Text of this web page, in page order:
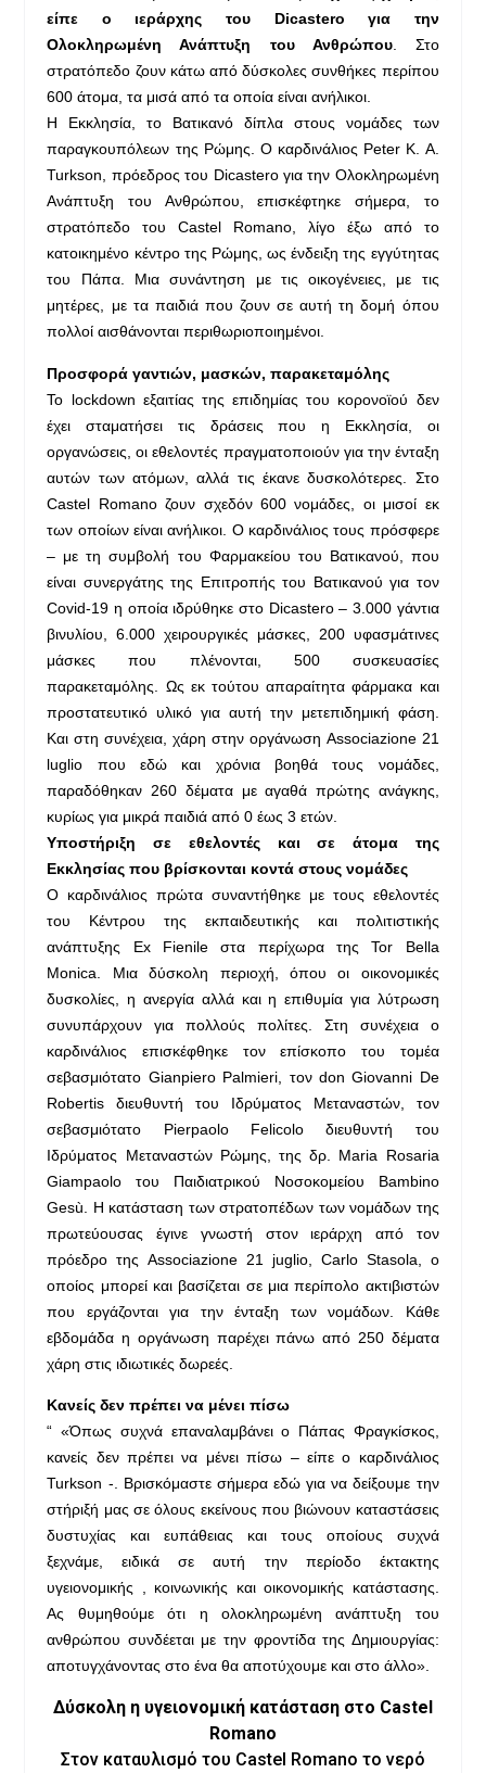
είπε ο ιεράρχης του Dicastero για την
Ολοκληρωμένη Ανάπτυξη του Ανθρώπου. Στο
στρατόπεδο ζουν κάτω από δύσκολες συνθήκες περίπου
600 άτομα, τα μισά από τα οποία είναι ανήλικοι.
Η Εκκλησία, το Βατικανό δίπλα στους νομάδες των
παραγκουπόλεων της Ρώμης. Ο καρδινάλιος Peter K. A.
Turkson, πρόεδρος του Dicastero για την Ολοκληρωμένη
Ανάπτυξη του Ανθρώπου, επισκέφτηκε σήμερα, το
στρατόπεδο του Castel Romano, λίγο έξω από το
κατοικημένο κέντρο της Ρώμης, ως ένδειξη της εγγύτητας
του Πάπα. Μια συνάντηση με τις οικογένειες, με τις
μητέρες, με τα παιδιά που ζουν σε αυτή τη δομή όπου
πολλοί αισθάνονται περιθωριοποιημένοι.
Προσφορά γαντιών, μασκών, παρακεταμόλης
Το lockdown εξαιτίας της επιδημίας του κορονοϊού δεν
έχει σταματήσει τις δράσεις που η Εκκλησία, οι
οργανώσεις, οι εθελοντές πραγματοποιούν για την ένταξη
αυτών των ατόμων, αλλά τις έκανε δυσκολότερες. Στο
Castel Romano ζουν σχεδόν 600 νομάδες, οι μισοί εκ
των οποίων είναι ανήλικοι. Ο καρδινάλιος τους πρόσφερε
– με τη συμβολή του Φαρμακείου του Βατικανού, που
είναι συνεργάτης της Επιτροπής του Βατικανού για τον
Covid-19 η οποία ιδρύθηκε στο Dicastero – 3.000 γάντια
βινυλίου, 6.000 χειρουργικές μάσκες, 200 υφασμάτινες
μάσκες που πλένονται, 500 συσκευασίες
παρακεταμόλης. Ως εκ τούτου απαραίτητα φάρμακα και
προστατευτικό υλικό για αυτή την μετεπιδημική φάση.
Και στη συνέχεια, χάρη στην οργάνωση Associazione 21
luglio που εδώ και χρόνια βοηθά τους νομάδες,
παραδόθηκαν 260 δέματα με αγαθά πρώτης ανάγκης,
κυρίως για μικρά παιδιά από 0 έως 3 ετών.
Υποστήριξη σε εθελοντές και σε άτομα της
Εκκλησίας που βρίσκονται κοντά στους νομάδες
Ο καρδινάλιος πρώτα συναντήθηκε με τους εθελοντές
του Κέντρου της εκπαιδευτικής και πολιτιστικής
ανάπτυξης Ex Fienile στα περίχωρα της Tor Bella
Monica. Μια δύσκολη περιοχή, όπου οι οικονομικές
δυσκολίες, η ανεργία αλλά και η επιθυμία για λύτρωση
συνυπάρχουν για πολλούς πολίτες. Στη συνέχεια ο
καρδινάλιος επισκέφθηκε τον επίσκοπο του τομέα
σεβασμιότατο Gianpiero Palmieri, τον don Giovanni De
Robertis διευθυντή του Ιδρύματος Μεταναστών, τον
σεβασμιότατο Pierpaolo Felicolo διευθυντή του
Ιδρύματος Μεταναστών Ρώμης, της δρ. Maria Rosaria
Giampaolo του Παιδιατρικού Νοσοκομείου Bambino
Gesù. Η κατάσταση των στρατοπέδων των νομάδων της
πρωτεύουσας έγινε γνωστή στον ιεράρχη από τον
πρόεδρο της Associazione 21 juglio, Carlo Stasola, ο
οποίος μπορεί και βασίζεται σε μια περίπολο ακτιβιστών
που εργάζονται για την ένταξη των νομάδων. Κάθε
εβδομάδα η οργάνωση παρέχει πάνω από 250 δέματα
χάρη στις ιδιωτικές δωρεές.
Κανείς δεν πρέπει να μένει πίσω
“ «Όπως συχνά επαναλαμβάνει ο Πάπας Φραγκίσκος,
κανείς δεν πρέπει να μένει πίσω – είπε ο καρδινάλιος
Turkson -. Βρισκόμαστε σήμερα εδώ για να δείξουμε την
στήριξή μας σε όλους εκείνους που βιώνουν καταστάσεις
δυστυχίας και ευπάθειας και τους οποίους συχνά
ξεχνάμε, ειδικά σε αυτή την περίοδο έκτακτης
υγειονομικής , κοινωνικής και οικονομικής κατάστασης.
Ας θυμηθούμε ότι η ολοκληρωμένη ανάπτυξη του
ανθρώπου συνδέεται με την φροντίδα της Δημιουργίας:
αποτυγχάνοντας στο ένα θα αποτύχουμε και στο άλλο».
Δύσκολη η υγειονομική κατάσταση στο Castel
Romano
Στον καταυλισμό του Castel Romano το νερό